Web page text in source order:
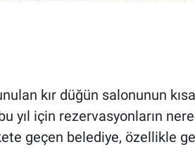
kır düğün salonunun
yıl için rezervasyonların
geçen belediye, özellikle